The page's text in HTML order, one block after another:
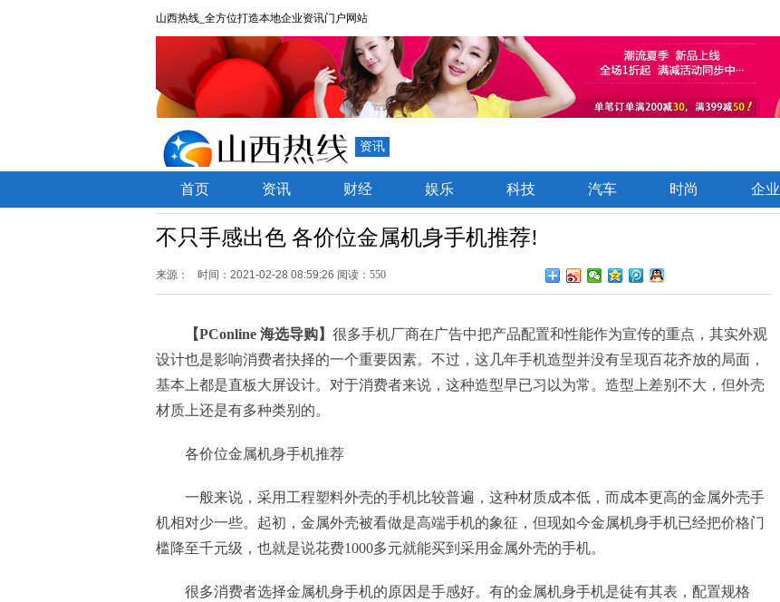
山西热线_全方位打造本地企业资讯门户网站
资讯
首页 资讯 财经 娱乐 科技 汽车 时尚 企业
不只手感出色 各价位金属机身手机推荐!
来源： 时间：2021-02-28 08:59:26 阅读：550
【PConline 海选导购】 很多手机厂商在广告中把产品配置和性能作为宣传的重点，其实外观
设计也是影响消费者抉择的一个重要因素。不过，这几年手机造型并没有呈现百花齐放的局面，
基本上都是直板大屏设计。对于消费者来说，这种造型早已习以为常。造型上差别不大，但外壳
材质上还是有多种类别的。
各价位金属机身手机推荐
一般来说，采用工程塑料外壳的手机比较普遍，这种材质成本低，而成本更高的金属外壳手
机相对少一些。起初，金属外壳被看做是高端手机的象征，但现如今金属机身手机已经把价格门
槛降至千元级，也就是说花费1000多元就能买到采用金属外壳的手机。
很多消费者选择金属机身手机的原因是手感好。有的金属机身手机是徒有其表，配置规格